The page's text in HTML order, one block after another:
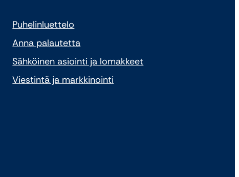
Puhelinluettelo
Anna palautetta
Sähköinen asiointi ja lomakkeet
Viestintä ja markkinointi